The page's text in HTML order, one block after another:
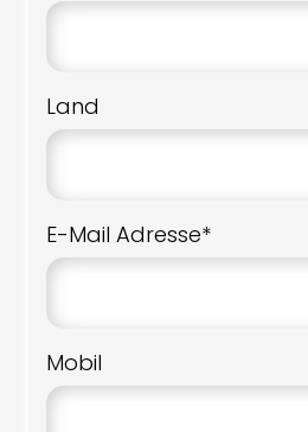
Land
E-Mail Adresse*
Mobil